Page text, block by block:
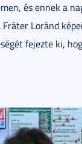
és ennek a
Loránd
fejezte ki,